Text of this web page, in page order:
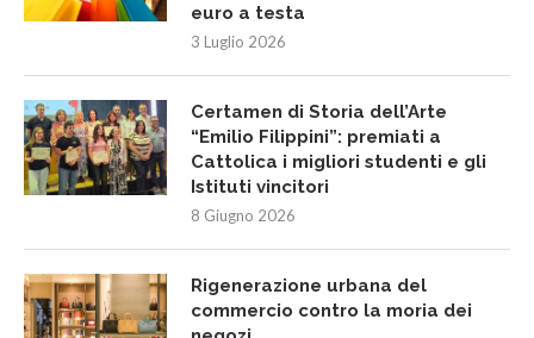
euro a testa
3 Luglio 2026
Certamen di Storia dell’Arte
“Emilio Filippini”: premiati a
Cattolica i migliori studenti e gli
Istituti vincitori
8 Giugno 2026
Rigenerazione urbana del
commercio contro la moria dei